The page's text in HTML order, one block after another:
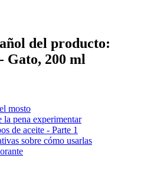
del producto:
Gato, 200 ml
mosto
la pena experimentar
de aceite - Parte 1
sobre cómo usarlas